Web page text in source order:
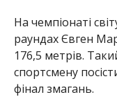
На чемпіонаті
раундах Євген
176,5 метрів.
спортсмену
фінал змагань.